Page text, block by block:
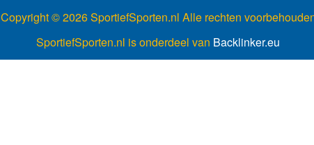
Copyright ©2026 SportiefSporten.nl Alle rechten
SportiefSporten.nl is onderdeel van Backlinker.eu